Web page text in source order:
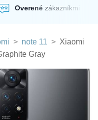
Overené zákazníkmi
> note 11 > Xiaomi
Gray